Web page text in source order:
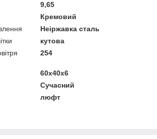
9,65
Кремовий
Неіржавка сталь
кутова
254
60x40x6
Сучасний
люфт